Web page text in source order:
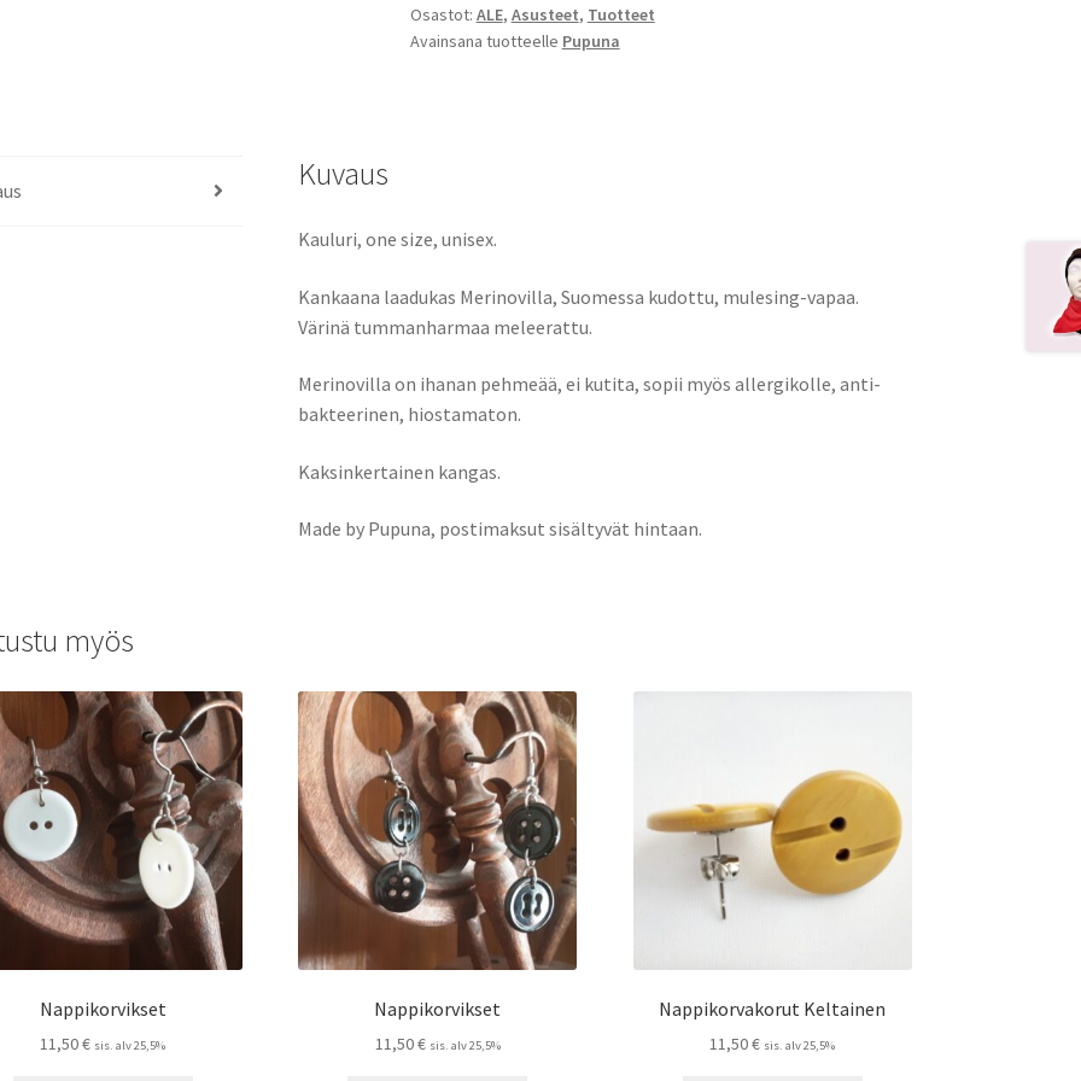
Osastot: ALE, Asusteet, Tuotteet
Avainsana tuotteelle Pupuna
Kuvaus
Kauluri, one size, unisex.
Kankaana laadukas Merinovilla, Suomessa kudottu, mulesing-vapaa.
Värinä tummanharmaa meleerattu.
Merinovilla on ihanan pehmeää, ei kutita, sopii myös allergikolle, anti-
bakteerinen, hiostamaton.
Kaksinkertainen kangas.
Made by Pupuna, postimaksut sisältyvät hintaan.
myös
Nappikorvikset
11,50€ sis. alv 25,5%
Nappikorvikset
11,50€ sis. alv 25,5%
Nappikorvakorut Keltainen
11,50€ sis. alv 25,5%